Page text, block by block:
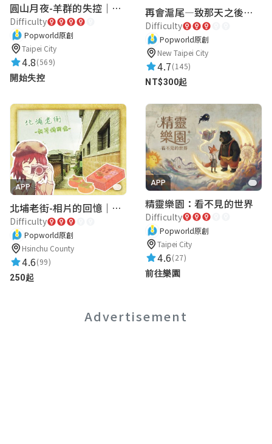
答案應該提示輸入幾個字，而且第一題應該
為文湖線or木柵線
第三題答案輸入環狀線為何不對？
腿長你兩公分
2022-11-27 22:34:27
★★★★★
我是誰
2022-11-27 20:06:39
★★★★★
0分
圓山月夜-羊群的失控｜圓山飯店 ARG實境解謎遊戲
Difficulty
Popworld原創
Taipei City
4.8(569)
開始失控
再會滬尾—致那天之後的你｜淡水老街實境遊戲｜實體遊戲盒
Difficulty
Popworld原創
New Taipei City
4.7(145)
NT$300起
APP
北埔老街-相片的回憶｜新竹老街城市解謎
Difficulty
Popworld原創
Hsinchu County
4.6(99)
250起
APP
精靈樂園：看不見的世界
Difficulty
Popworld原創
Taipei City
4.6(27)
前往樂園
Advertisement